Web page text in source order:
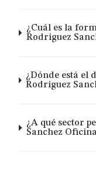
¿Cuál es la
Rodriguez
¿Dónde está el
Rodriguez
¿A qué sector
Sanchez